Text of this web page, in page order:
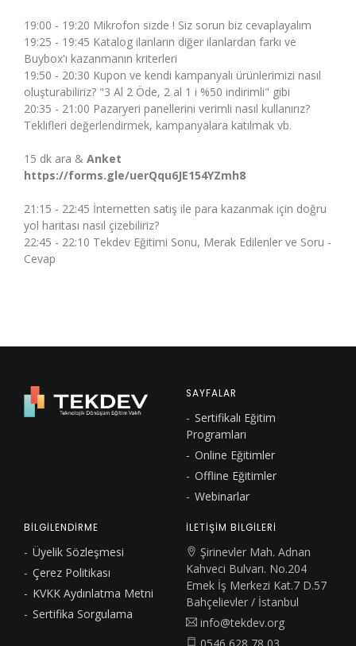
19:00 - 19:20 Mikrofon sizde ! Siz sorun biz cevaplayalım
19:25 - 19:45 Katalog ilanların diğer ilanlardan farkı ve
Buybox'ı kazanmanın kriterleri
19:50 - 20:30 Kupon ve kendi kampanyalı ürünlerimizi nasıl
oluşturabiliriz? "3 Al 2 Öde, 2 al 1 i %50 indirimli" gibi
20:35 - 21:00 Pazaryeri panellerini verimli nasıl kullanırız?
Teklifleri değerlendirmek, kampanyalara katılmak vb.
15 dk ara & Anket
https://forms.gle/uerQqu6JE154YZmh8
21:15 - 22:45 İnternetten satış ile para kazanmak için doğru
yol haritası nasıl çizebiliriz?
22:45 - 22:10 Tekdev Eğitimi Sonu, Merak Edilenler ve Soru -
Cevap
SAYFALAR
Sertifikalı Eğitim
Programları
Online Eğitimler
Offline Eğitimler
Webinarlar
BİLGİLENDİRME
Üyelik Sözleşmesi
Çerez Politikası
KVKK Aydınlatma Metni
Sertifika Sorgulama
İLETİŞİM BİLGİLERİ
Şirinevler Mah. Adnan
Kahveci Bulvarı. No.204
Emek İş Merkezi Kat.7 D.57
Bahçelievler / İstanbul
info@tekdev.org